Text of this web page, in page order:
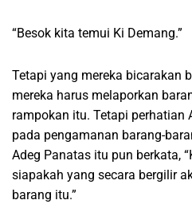
“Besok kita temui Ki Demang.”
Tetapi yang mereka bicarakan
mereka harus melaporkan
rampokan itu. Tetapi perhatian
pada pengamanan barang-
Adeg Panatas itu pun berkata,
siapakah yang secara bergilir
barang itu.”